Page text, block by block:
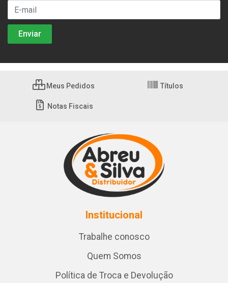
Meus Pedidos Títulos
Notas Fiscais
Institucional
Trabalhe conosco
Quem Somos
Política de Troca e Devolução